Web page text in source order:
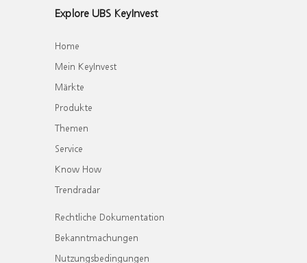
Explore UBS KeyInvest
Home
Mein KeyInvest
Märkte
Produkte
Themen
Service
Know How
Trendradar
Rechtliche Dokumentation
Bekanntmachungen
Nutzungsbedingungen